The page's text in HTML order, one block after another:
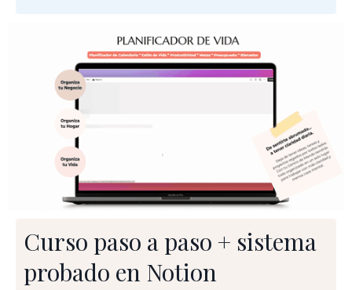
Curso paso a paso + sistema
probado en Notion